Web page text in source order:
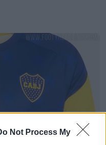
Not Process My